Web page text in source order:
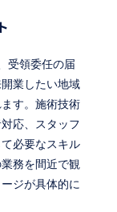
受領委任の届
業したい地域
す。施術技術
応、スタッフ
必要なスキル
務を間近で観
ジが具体的に